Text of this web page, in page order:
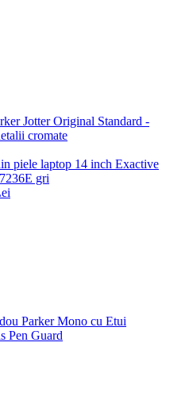
Jotter Original Standard -
cromate
piele laptop 14 inch Exactive
gri
Parker Mono cu Etui
Pen Guard